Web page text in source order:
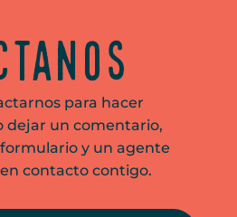
para hacer
dejar un comentario,
y un agente
contacto contigo.